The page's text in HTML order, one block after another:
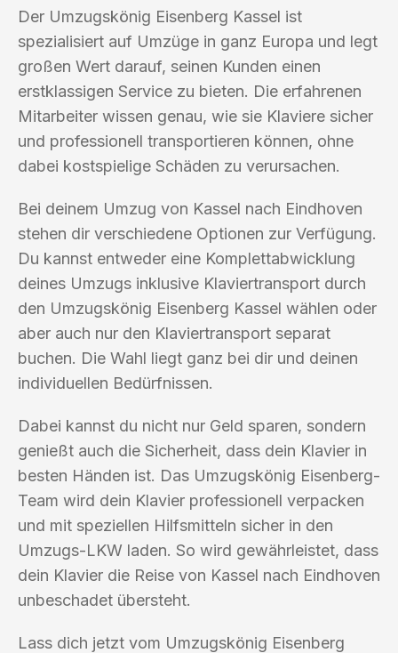
Der Umzugskönig Eisenberg Kassel ist
spezialisiert auf Umzüge in ganz Europa und legt
großen Wert darauf, seinen Kunden einen
erstklassigen Service zu bieten. Die erfahrenen
Mitarbeiter wissen genau, wie sie Klaviere sicher
und professionell transportieren können, ohne
dabei kostspielige Schäden zu verursachen.
Bei deinem Umzug von Kassel nach Eindhoven
stehen dir verschiedene Optionen zur Verfügung.
Du kannst entweder eine Komplettabwicklung
deines Umzugs inklusive Klaviertransport durch
den Umzugskönig Eisenberg Kassel wählen oder
aber auch nur den Klaviertransport separat
buchen. Die Wahl liegt ganz bei dir und deinen
individuellen Bedürfnissen.
Dabei kannst du nicht nur Geld sparen, sondern
genießt auch die Sicherheit, dass dein Klavier in
besten Händen ist. Das Umzugskönig Eisenberg-
Team wird dein Klavier professionell verpacken
und mit speziellen Hilfsmitteln sicher in den
Umzugs-LKW laden. So wird gewährleistet, dass
dein Klavier die Reise von Kassel nach Eindhoven
unbeschadet übersteht.
Lass dich jetzt vom Umzugskönig Eisenberg